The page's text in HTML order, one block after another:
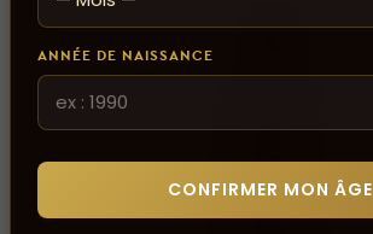
ANNÉE DE NAISSANCE
CONFIRMER MON ÂGE